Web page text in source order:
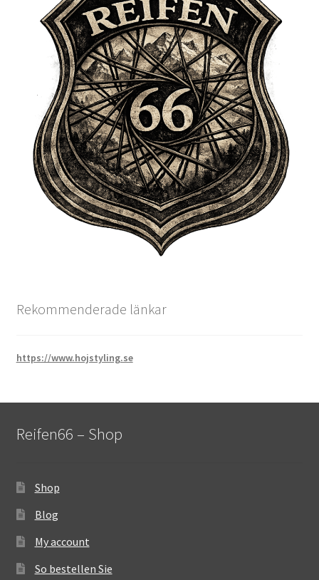
Rekommenderade länkar
https://www.hojstyling.se
Reifen66 – Shop
Shop
Blog
My account
So bestellen Sie